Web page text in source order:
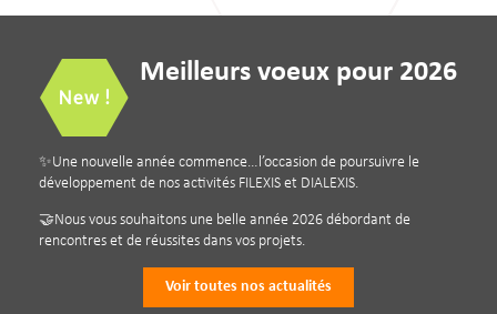
Meilleurs voeux pour 2026
✨Une nouvelle année commence…l’occasion de poursuivre le
développement de nos activités FILEXIS et DIALEXIS.
🤝Nous vous souhaitons une belle année 2026 débordant de
rencontres et de réussites dans vos projets.
Voir toutes nos actualités